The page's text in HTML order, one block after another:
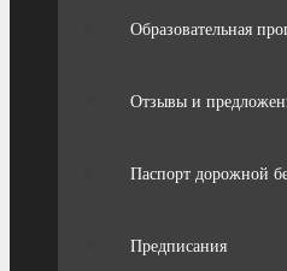
Образовательная
Отзывы и
Паспорт дорожной
Предписания